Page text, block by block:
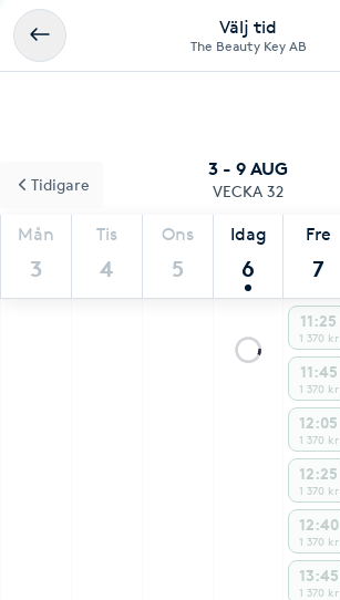
Välj tid
The Beauty Key AB
3 - 9 AUG
VECKA 32
Mån
3
Tis
4
Ons
5
Idag
6
Fre
7
Tidigare
11:25
1 370 kr
11:45
1 370 kr
12:05
1 370 kr
12:25
1 370 kr
12:40
1 370 kr
13:45
1 370 kr